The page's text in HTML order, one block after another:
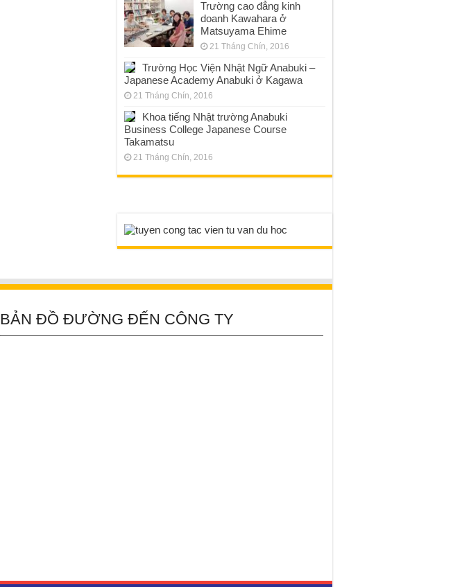
Trường cao đẳng kinh
doanh Kawahara ở
Matsuyama Ehime
21 Tháng Chín, 2016
Trường Học Viện Nhật Ngữ Anabuki –
Japanese Academy Anabuki ở Kagawa
21 Tháng Chín, 2016
Khoa tiếng Nhật trường Anabuki
Business College Japanese Course
Takamatsu
21 Tháng Chín, 2016
BẢN ĐỒ ĐƯỜNG ĐẾN CÔNG TY